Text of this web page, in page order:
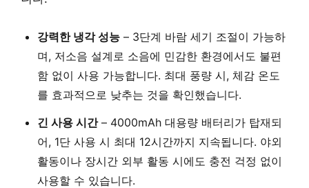
강력한 냉각 성능 – 3단계 바람 세기 조절이 가능하
며, 저소음 설계로 소음에 민감한 환경에서도 불편
함 없이 사용 가능합니다. 최대 풍량 시, 체감 온도
를 효과적으로 낮추는 것을 확인했습니다.
긴 사용 시간– 4000mAh 대용량 배터리가 탑재되
어, 1단 사용 시 최대 12시간까지 지속됩니다. 야외
활동이나 장시간 외부 활동 시에도 충전 걱정 없이
사용할 수 있습니다.